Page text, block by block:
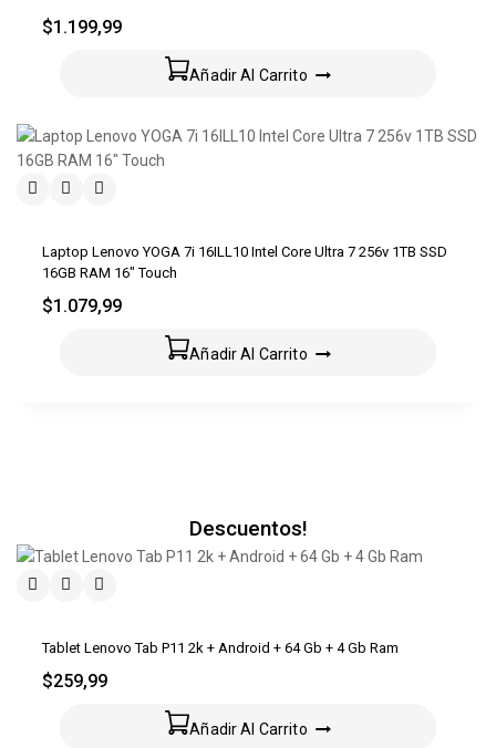
$1.199,99
Añadir Al Carrito
Laptop Lenovo YOGA 7i 16ILL10 Intel Core Ultra 7 256v 1TB SSD
16GB RAM 16″ Touch
$1.079,99
Añadir Al Carrito
Descuentos!
Tablet Lenovo Tab P11 2k + Android + 64 Gb + 4 Gb Ram
$259,99
Añadir Al Carrito